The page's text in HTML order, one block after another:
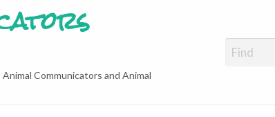
Communicators and Animal